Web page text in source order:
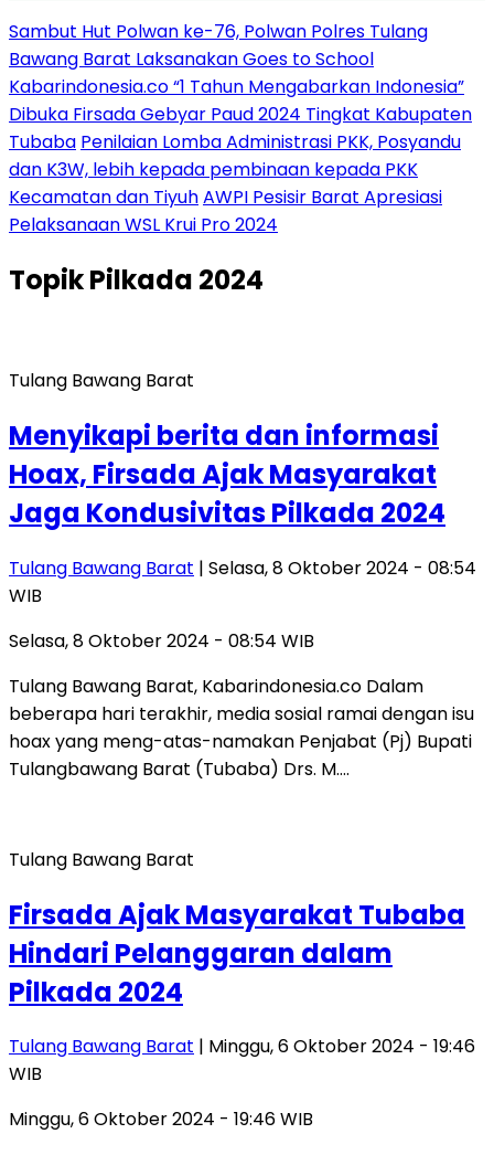
Sambut Hut Polwan ke-76, Polwan Polres Tulang
Bawang Barat Laksanakan Goes to School
Kabarindonesia.co “1 Tahun Mengabarkan Indonesia”
Dibuka Firsada Gebyar Paud 2024 Tingkat Kabupaten
Tubaba Penilaian Lomba Administrasi PKK, Posyandu
dan K3W, lebih kepada pembinaan kepada PKK
Kecamatan dan TiyuhAWPI Pesisir Barat Apresiasi
Pelaksanaan WSL Krui Pro 2024
TopikPilkada 2024
Tulang Bawang Barat
Menyikapi berita dan informasi
Hoax, Firsada Ajak Masyarakat
Jaga Kondusivitas Pilkada 2024
Tulang Bawang Barat | Selasa, 8 Oktober 2024 - 08:54
WIB
Selasa, 8 Oktober 2024 - 08:54 WIB
Tulang Bawang Barat, Kabarindonesia.co Dalam
beberapa hari terakhir, media sosial ramai dengan isu
hoax yang meng-atas-namakan Penjabat (Pj) Bupati
Tulangbawang Barat (Tubaba) Drs. M….
Tulang Bawang Barat
Firsada Ajak Masyarakat Tubaba
Hindari Pelanggaran dalam
Pilkada 2024
Tulang Bawang Barat | Minggu, 6 Oktober 2024 - 19:46
WIB
Minggu, 6 Oktober 2024 - 19:46 WIB